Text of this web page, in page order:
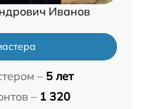
Иванов
– 5 лет
– 1 320